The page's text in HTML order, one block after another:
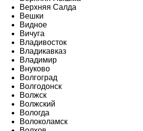
Верхняя Салда
Вешки
Видное
Вичуга
Владивосток
Владикавказ
Владимир
Внуково
Волгоград
Волгодонск
Волжск
Волжский
Вологда
Волоколамск